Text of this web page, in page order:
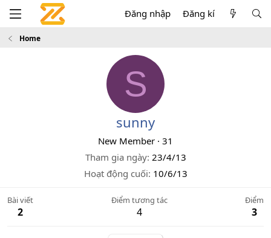
Đăng nhập Đăng kí
Home
S
sunny
New Member · 31
Tham gia ngày 23/4/13
Hoạt động cuối 10/6/13
Bài viết
2
Điểm tương tác
4
Điểm
3